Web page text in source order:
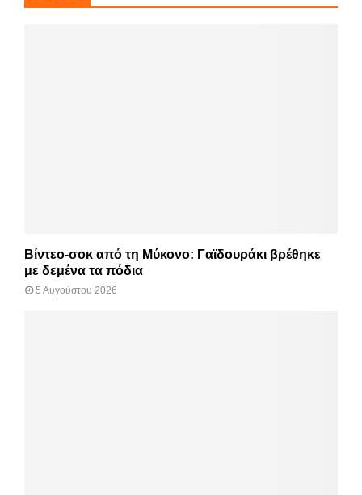
Βίντεο-σοκ από τη Μύκονο: Γαϊδουράκι βρέθηκε
με δεμένα τα πόδια
5 Αυγούστου 2026